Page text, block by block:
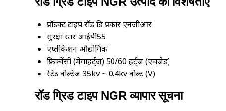
प्रॉडक्ट टाइपरॉड ग्रिड प्रकार एनजीआर
सुरक्षा स्तर आईपी55
एप्लीकेशन औद्योगिक
फ़्रिक्वेंसी (मेगाहर्ट्ज)50/60 हर्ट्ज (एचजेड)
रेटेड वोल्टेज 35kv ~ 0.4kv वोल्ट (V)
रॉड ग्रिड टाइप NGR व्यापार सूचना